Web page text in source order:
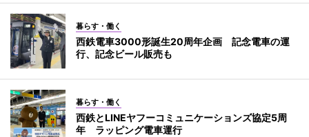
暮らす・働く
西鉄電車3000形誕生20周年企画 記念電車の運
行、記念ビール販売も
暮らす・働く
西鉄とLINEヤフーコミュニケーションズ協定5周
年 ラッピング電車運行